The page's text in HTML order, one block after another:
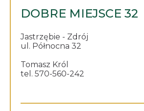
DOBRE MIEJSCE 32
Jastrzębie - Zdrój
ul. Północna 32
Tomasz Król
tel. 570-560-242